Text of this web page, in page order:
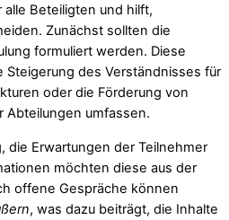
Beteiligten und hilft,
Zunächst sollten die
formuliert werden. Diese
des Verständnisses für
oder die Förderung von
Abteilungen umfassen.
die Erwartungen der Teilnehmer
möchten diese aus der
offene Gespräche können
, was dazu beiträgt, die Inhalte